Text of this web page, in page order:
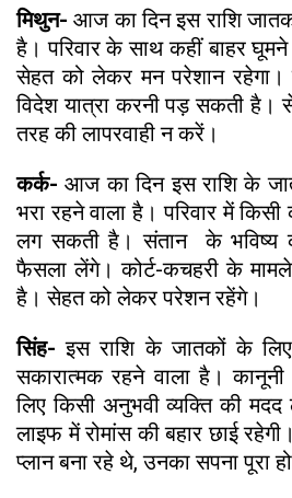
मिथुन-आज का दिन इस राशि
है। परिवार के साथ कहीं बाहर
सेहत को लेकर मन परेशान रहेगा।
विदेश यात्रा करनी पड़ सकती
तरह की लापरवाही न करें।
कर्क-आज का दिन इस राशि के
भरा रहने वाला है। परिवार में
लग सकती है। संतान के भविष्य
फैसला लेंगे। कोर्ट-कचहरी के
है। सेहत को लेकर परेशन रहेंगे।
सिंह-इस राशि के जातकों के
सकारात्मक रहने वाला है।
लिए किसी अनुभवी व्यक्ति की
लाइफ में रोमांस की बहार छाई
प्लान बना रहे थे, उनका सपना पूरा